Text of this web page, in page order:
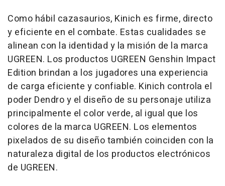
Como hábil cazasaurios, Kinich es firme, directo
y eficiente en el combate. Estas cualidades se
alinean con la identidad y la misión de la marca
UGREEN. Los productos UGREEN Genshin Impact
Edition brindan a los jugadores una experiencia
de carga eficiente y confiable. Kinich controla el
poder Dendro y el diseño de su personaje utiliza
principalmente el color verde, al igual que los
colores de la marca UGREEN. Los elementos
pixelados de su diseño también coinciden con la
naturaleza digital de los productos electrónicos
de UGREEN.